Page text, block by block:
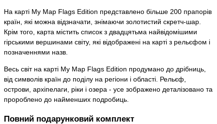
На карті My Map Flags Edition представлено більше 200 прапорів
країн, які можна відзначати, знімаючи золотистий скретч-шар.
Крім того, карта містить список з двадцятьма найвідомішими
гірськими вершинами світу, які відображені на карті з рельєфом і
позначеннями назв.
Весь світ на карті My Map Flags Edition продумано до дрібниць,
від символів країн до поділу на регіони і області. Рельєф,
острови, архіпелаги, ріки і озера - усе зображено деталізовано та
пророблено до найменших подробиць.
Повний подарунковий комплект